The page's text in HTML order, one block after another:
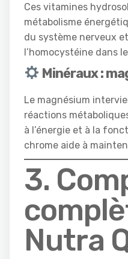
Ces vitamines
métabolisme
du système nerveux
l’homocystéine dans
Minéraux :
Le magnésium
réactions
à l’énergie et à la
chrome aide à
3.
Nutra